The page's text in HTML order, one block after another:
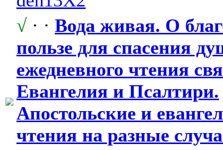
√ · · Вода живая. О
пользе для спасения
ежедневного чтения
Евангелия и Псалтири.
Апостольские и
чтения на разные